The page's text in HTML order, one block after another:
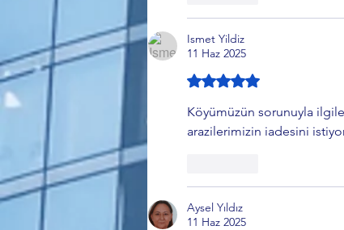
Ismet Yildiz
11 Haz 2025
5 üzerinden 5 yıldız
Köyümüzün sorunuyla
arazilerimizin iadesini
Aysel Yıldız
11 Haz 2025